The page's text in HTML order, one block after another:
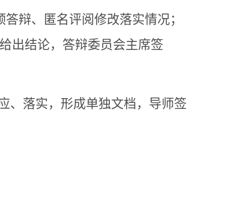
答辩、匿名评阅修改落实情况；
给出结论，答辩委员会主席签
、落实，形成单独文档， 导师签